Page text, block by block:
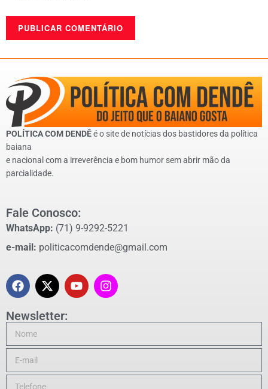
POLÍTICA COM DENDÊé o site de notícias dos bastidores da política
baiana
e nacional com a irreverência e bom humor sem abrir mão da
parcialidade.
Fale Conosco:
WhatsApp: (71) 9-9292-5221
e-mail: politicacomdende@gmail.com
Newsletter: